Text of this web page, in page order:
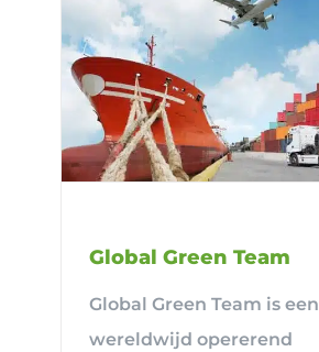
Global Green Team
Global Green Team is een
wereldwijd opererend